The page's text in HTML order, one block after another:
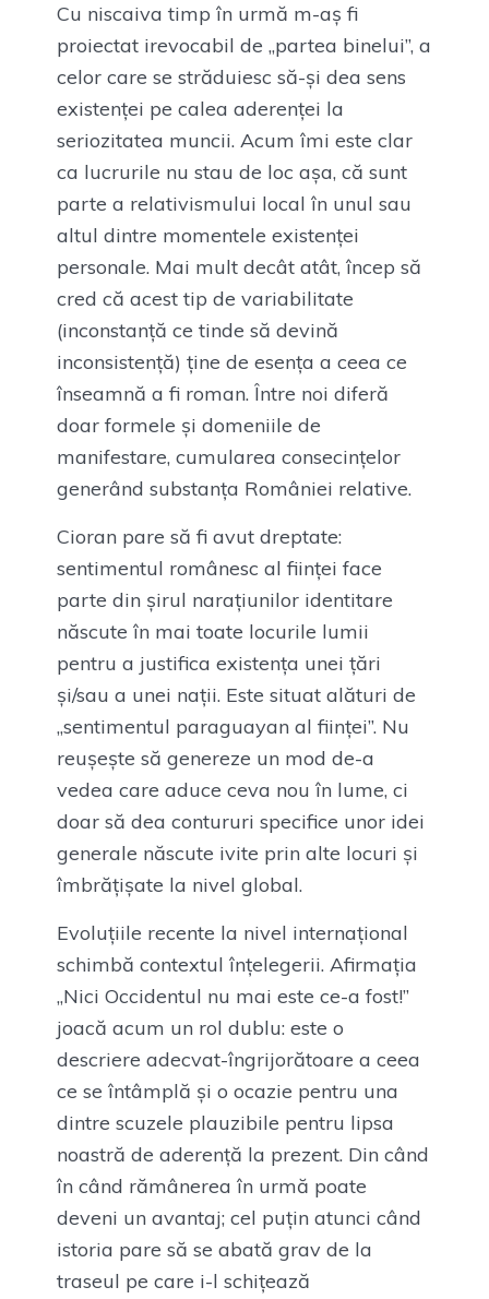
Cu niscaiva timp în urmă m-aș fi
proiectat irevocabil de „partea binelui”, a
celor care se străduiesc să-și dea sens
existenței pe calea aderenței la
seriozitatea muncii. Acum îmi este clar
ca lucrurile nu stau de loc așa, că sunt
parte a relativismului local în unul sau
altul dintre momentele existenței
personale. Mai mult decât atât, încep să
cred că acest tip de variabilitate
(inconstanță ce tinde să devină
inconsistență) ține de esența a ceea ce
înseamnă a fi roman. Între noi diferă
doar formele și domeniile de
manifestare, cumularea consecințelor
generând substanța României relative.
Cioran pare să fi avut dreptate:
sentimentul românesc al ființei face
parte din șirul narațiunilor identitare
născute în mai toate locurile lumii
pentru a justifica existența unei țări
și/sau a unei nații. Este situat alături de
„sentimentul paraguayan al ființei”. Nu
reușește să genereze un mod de-a
vedea care aduce ceva nou în lume, ci
doar să dea contururi specifice unor idei
generale născute ivite prin alte locuri și
îmbrățișate la nivel global.
Evoluțiile recente la nivel internațional
schimbă contextul înțelegerii. Afirmația
„Nici Occidentul nu mai este ce-a fost!”
joacă acum un rol dublu: este o
descriere adecvat-îngrijorătoare a ceea
ce se întâmplă și o ocazie pentru una
dintre scuzele plauzibile pentru lipsa
noastră de aderență la prezent. Din când
în când rămânerea în urmă poate
deveni un avantaj; cel puțin atunci când
istoria pare să se abată grav de la
traseul pe care i-l schițează